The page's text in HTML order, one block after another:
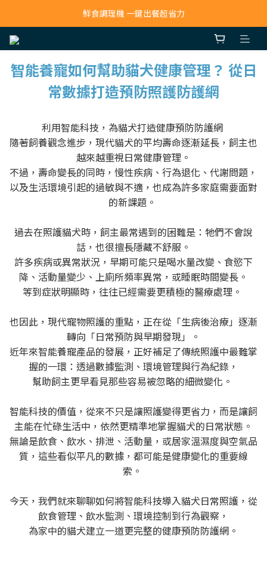
寵物吸毛機 吸毛清淨抗敏一次搞定
鮮食調理機 一鍵出餐超省力
智能養寵如何幫助貓犬健康管理？ 從日
常數據打造預防照護防護網
利用智能科技，為貓犬打造健康預防防護網
隨著飼養觀念進步，現代貓犬的平均壽命逐漸延長，飼主也
越來越重視日常健康管理。
不過，壽命變長的同時，慢性疾病、行為退化、代謝問題，
以及生活環境引起的過敏與不適，也成為許多家庭需要面對
的新課題。
過去在照護貓犬時，飼主最常遇到的困難是：牠們不會說
話，也很擅長隱藏不舒服。
許多疾病或異常狀況，早期可能只是喝水量改變、食慾下
降、活動量變少、上廁所頻率異常，或睡眠時間變長。
等到症狀明顯時，往往已經需要更積極的醫療處理。
也因此，現代寵物照護的重點，正在從「生病後治療」逐漸
轉向「日常預防與早期發現」。
近年來智能養寵產品的發展，正好補足了傳統照護中最難掌
握的一環：透過數據監測、環境管理與行為紀錄，
幫助飼主更早看見那些容易被忽略的細微變化。
智能科技的價值，從來不只是讓照護變得更省力，而是讓飼
主能在忙碌生活中，依然更精準地掌握貓犬的日常狀態。
無論是飲食、飲水、排泄、活動量，或居家溫濕度與空氣品
質，這些看似平凡的數據，都可能是健康變化的重要線
索。
今天，我們就來聊聊如何將智能科技導入貓犬日常照護，從
飲食管理、飲水監測、環境控制到行為觀察，
為家中的貓犬建立一道更完整的健康預防防護網。